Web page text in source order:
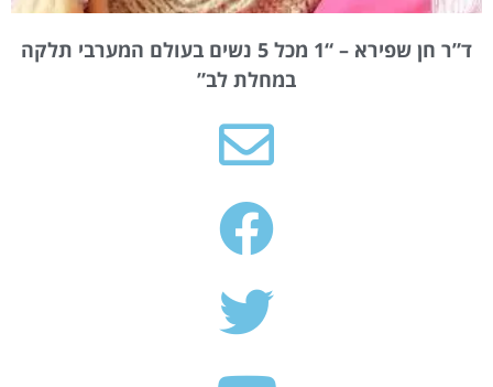
ד”ר חן שפירא – “1 מכל 5 נשים בעולם המערבי תלקה
במחלת לב”